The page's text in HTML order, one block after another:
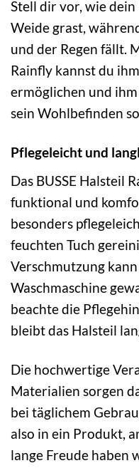
Stell dir vor, wie
Weide grast,
und der Regen fällt.
Rainfly kannst du
ermöglichen und
sein Wohlbefinden
Pflegeleicht und
Das BUSSE Halsteil
funktional und
besonders
feuchten Tuch
Verschmutzung
Waschmaschine
beachte die
bleibt das Halsteil
Die hochwertige
Materialien sorgen
bei täglichem
also in ein Produkt,
lange Freude haben